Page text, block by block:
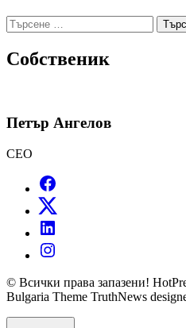
Търсене
за:
Собственик
Петър Ангелов
CEO
© Всички права запазени!
Bulgaria Theme TruthNews